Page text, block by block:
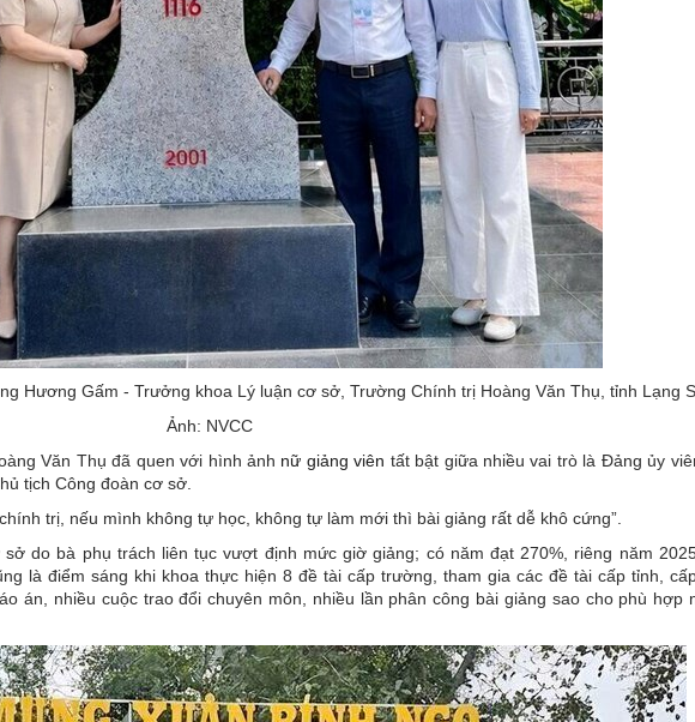
Hương Gấm - Trưởng khoa Lý luận cơ sở, Trường Chính trị Hoàng Văn Thụ, tỉnh Lạng
Ảnh: NVCC
Văn Thụ đã quen với hình ảnh nữ giảng viên tất bật giữa nhiều vai trò là Đảng ủy
tịch Công đoàn cơ sở.
trị, nếu mình không tự học, không tự làm mới thì bài giảng rất dễ khô cứng”.
do bà phụ trách liên tục vượt định mức giờ giảng; có năm đạt 270%, riêng năm
là điểm sáng khi khoa thực hiện 8 đề tài cấp trường, tham gia các đề tài cấp tỉnh,
án, nhiều cuộc trao đổi chuyên môn, nhiều lần phân công bài giảng sao cho phù hợp